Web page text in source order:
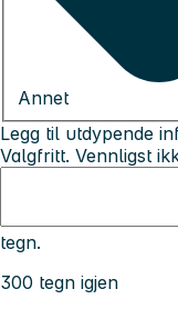
Annet
Legg til utdypende
Valgfritt. Vennligst
tegn.
300 tegn igjen